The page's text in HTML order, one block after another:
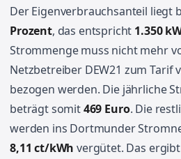
Der Eigenverbrauchsanteil liegt
Prozent, das entspricht 1.350
Strommenge muss nicht mehr
Netzbetreiber DEW21 zum Tarif
bezogen werden. Die jährliche
beträgt somit469 Euro. Die
werden ins Dortmunder
8,11 ct/kWh vergütet. Das